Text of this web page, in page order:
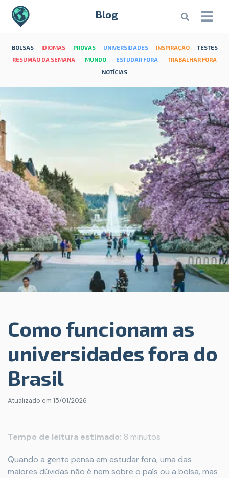
Blog
BOLSAS IDIOMAS PROVAS UNIVERSIDADES INSPIRAÇÃO
TESTES
RESUMÃO DA SEMANA
MUNDO ESTUDAR FORA
TRABALHAR FORA
NOTÍCIAS
Como funcionam as
universidades fora do
Brasil
Atualizado em 15/01/2026
Tempo de leitura estimado: 8 minutos
Quando a gente pensa em estudar fora, uma das
maiores dúvidas não é nem sobre o país ou a bolsa, mas